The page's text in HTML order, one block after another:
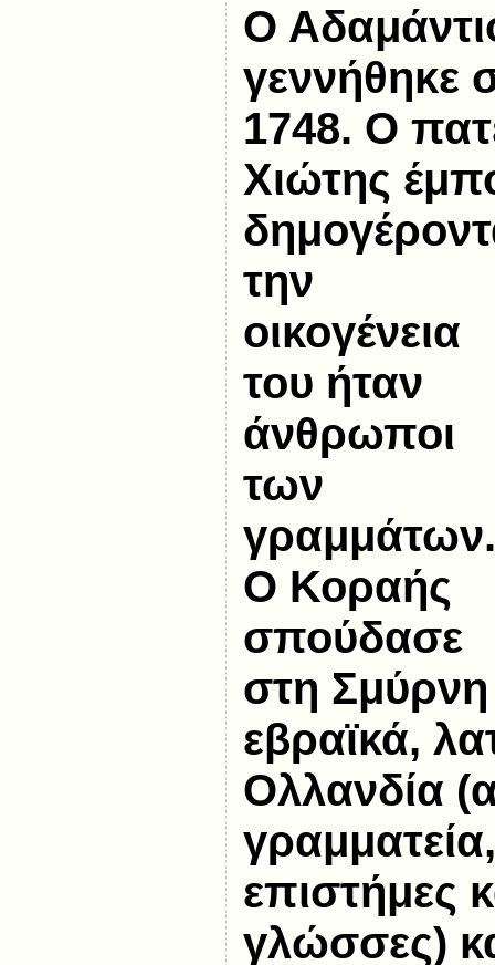
Ο
γεννήθηκε
1748. Ο
Χιώτης
την
οικογένεια
του ήταν
άνθρωποι
των
γραμμάτων.
Ο Κοραής
σπούδασε
στη Σμύρνη
εβραϊκά,
Ολλανδία
επιστήμες
γλώσσες)